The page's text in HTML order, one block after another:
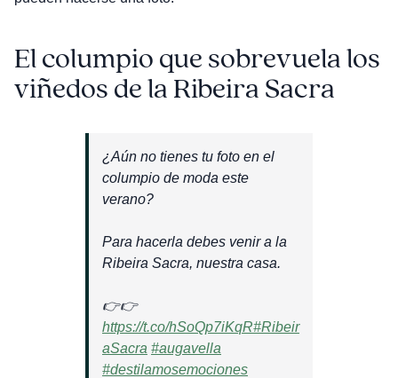
El columpio que sobrevuela los
viñedos de la Ribeira Sacra
¿Aún no tienes tu foto en el
columpio de moda este
verano?
Para hacerla debes venir a la
Ribeira Sacra, nuestra casa.
👉👉
https://t.co/hSoQp7iKqR#Ribeir
aSacra #augavella
#destilamosemociones